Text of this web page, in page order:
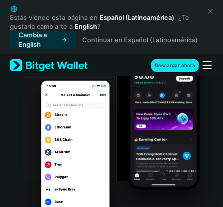
English
日本語
Tiếng Việt
Русский
Español (Latinoamérica)
Türkçe
Italiano
Português (Portugal)
Bahasa Indonesia
Estás viendo esta página en Español (Latinoamérica). ¿Te
gustaría cambiarte a English?
Cambia a
English
Continuar en Español (Latinoamérica)
Descargar ahora